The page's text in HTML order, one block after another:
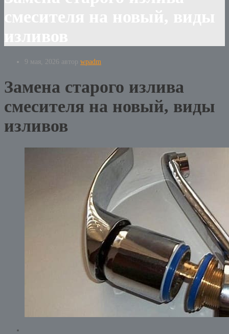
9 мая, 2026 автор wpadm
Замена старого излива
смесителя на новый, виды
изливов